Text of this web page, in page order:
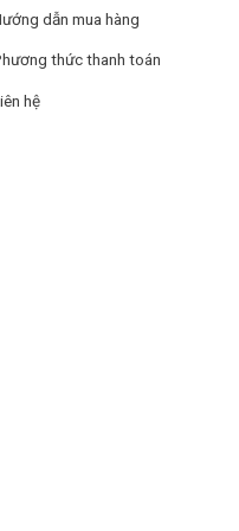
hiệu: Nhật Bản)
tích hợp đèn trong
dẫn mua hàng
thức thanh toán
hệ